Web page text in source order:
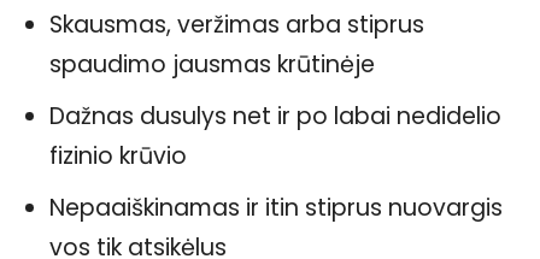
Skausmas, veržimas arba stiprus
spaudimo jausmas krūtinėje
Dažnas dusulys net ir po labai nedidelio
fizinio krūvio
Nepaaiškinamas ir itin stiprus nuovargis
vos tik atsikėlus